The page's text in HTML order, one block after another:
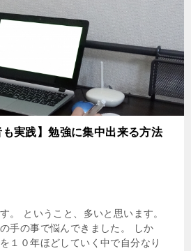
も実践】勉強に集中出来る方法
。 ということ、多いと思います。
手の事で悩んできました。 しか
１０年ほどしていく中で自分なり